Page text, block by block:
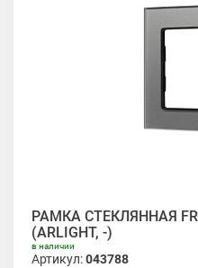
РАМКА СТЕКЛЯННАЯ
(ARLIGHT, -)
в наличии
Артикул:043788